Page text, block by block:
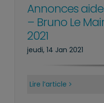
Annonces
– Bruno Le
2021
jeudi, 14 Jan 2021
Lire l’article